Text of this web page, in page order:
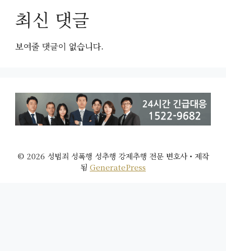
최신 댓글
보여줄 댓글이 없습니다.
© 2026 성범죄 성폭행 성추행 강제추행 전문 변호사• 제작
됨 GeneratePress